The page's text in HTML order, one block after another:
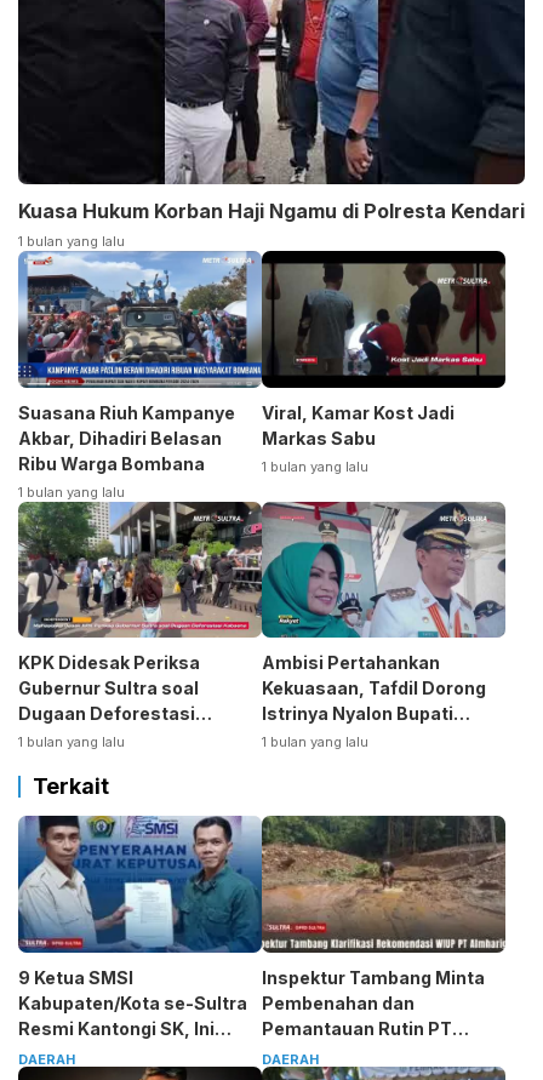
Kuasa Hukum Korban Haji Ngamu di Polresta Kendari
1 bulan yang lalu
Suasana Riuh Kampanye
Akbar, Dihadiri Belasan
Ribu Warga Bombana
1 bulan yang lalu
Viral, Kamar Kost Jadi
Markas Sabu
1 bulan yang lalu
KPK Didesak Periksa
Gubernur Sultra soal
Dugaan Deforestasi
Kabaen
1 bulan yang lalu
Ambisi Pertahankan
Kekuasaan, Tafdil Dorong
Istrinya Nyalon Bupati
Bombana
1 bulan yang lalu
Terkait
9 Ketua SMSI
Kabupaten/Kota se-Sultra
Resmi Kantongi SK, Ini
Pesan Tegas Sarjono
DAERAH
Inspektur Tambang Minta
Pembenahan dan
Pemantauan Rutin PT
Almharig
DAERAH